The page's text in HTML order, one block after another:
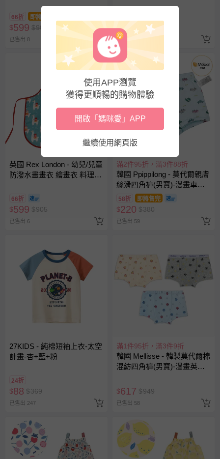
裙-太空梭
66折 即將售完
$599 $905
已售出 8
$599 905
已售出 8
英國 Rex London - 幼兒/兒童
防潑水畫畫衣 繪畫衣 料理圍
裙-羊駝
66折
$599 $905
已售出 6
滿2件95折，滿3件88折
韓國 Ppippilong - 莫代爾親膚
絲滑四角褲(男寶)-漫畫車車-
灰藍
58折 即將售完
$220 $380
已售出 59
27KIDS - 純棉短袖上衣-太空
計畫-杏+藍+粉
24折
$88 $369
已售出 247
滿1件95折，滿3件9折
韓國 Mellisse - 韓製莫代爾棉
混紡四角褲(男寶)-漫畫英雄-
$617 $949
已售出 58
使用APP瀏覽
獲得更順暢的購物體驗
開啟「媽咪愛」APP
繼續使用網頁版